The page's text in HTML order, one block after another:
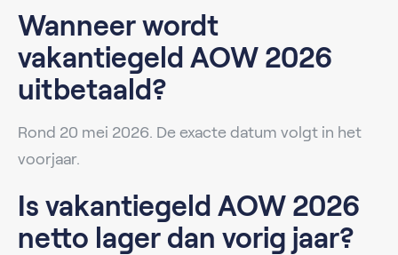
Wanneer wordt
vakantiegeld AOW 2026
uitbetaald?
Rond 20 mei 2026. De exacte datum volgt in het
voorjaar.
Is vakantiegeld AOW 2026
netto lager dan vorig jaar?